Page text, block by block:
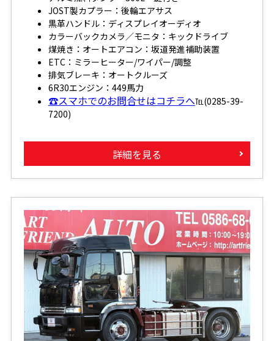
JOST製カプラー：後輪エアサス
黒革ハンドル：ディスプレイオーディオ
カラーバックカメラ／モニタ：キックドライブ
煤焼き：オートエアコン：坂道発進補助装置
ETC：ミラーヒーター/ワイパー/調整
排気ブレーキ：オートクルーズ
6R30エンジン：449馬力
☎スマホでのお問合せはコチラへ℡(0285-39-
7200)
詳細を見る